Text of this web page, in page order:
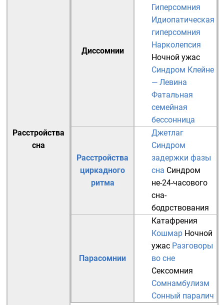
Расстройства
сна
Диссомнии
Гиперсомния
Идиопатическая
гиперсомния
Нарколепсия
Ночной ужас
Синдром Клейне
— Левина
Фатальная
семейная
бессонница
Расстройства
циркадного
ритма
Джетлаг
Синдром
задержки фазы
сна Синдром
не-24-часового
сна-
бодрствования
Парасомнии
Катафрения
Кошмар Ночной
ужас Разговоры
во сне
Сексомния
Сомнамбулизм
Сонный паралич